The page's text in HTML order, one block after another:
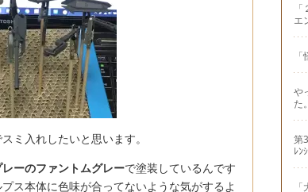
ミ入れしたいと思います。
ーのファントムグレーで塗装しているんです
ス本体に色味が合ってないような気がするよ
エ
や
た。
第
ﾚﾝ